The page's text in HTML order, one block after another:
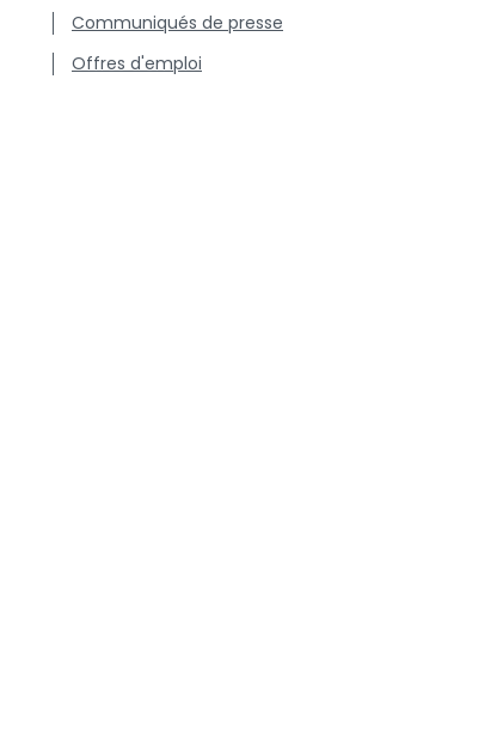
Communiqués de presse
Offres d'emploi